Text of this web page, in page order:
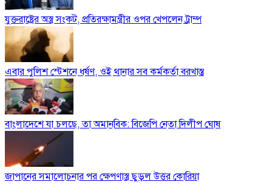
যুক্তরাষ্ট্রের অস্ত্র সংকট, প্রতিরক্ষামন্ত্রীর ওপর খেপলেন ট্রাম্প
এবার পুলিশ স্টেশনে ধর্ষণ, ওই থানার সব কর্মকর্তা বরখাস্ত
বাংলাদেশে যা চলছে, তা অমানবিক: বিজেপি নেতা দিলীপ ঘোষ
জাপানের সমালোচনার পর ক্ষেপণাস্ত্র ছুড়ল উত্তর কোরিয়া